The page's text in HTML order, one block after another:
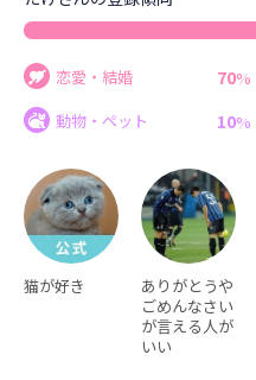
恋愛・結婚 70%
動物・ペット
10%
猫が好き
ありがとうや
ごめんなさい
が言える人が
いい